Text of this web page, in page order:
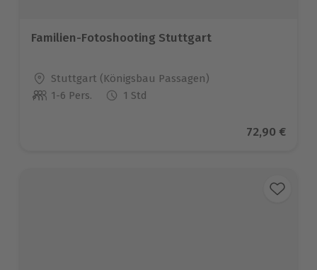
Familien-Fotoshooting Stuttgart
Standort
Stuttgart (Königsbau Passagen)
Anzahl der Teilnehmer
1-6 Pers. 1 Std
Aktueller
72,90 €